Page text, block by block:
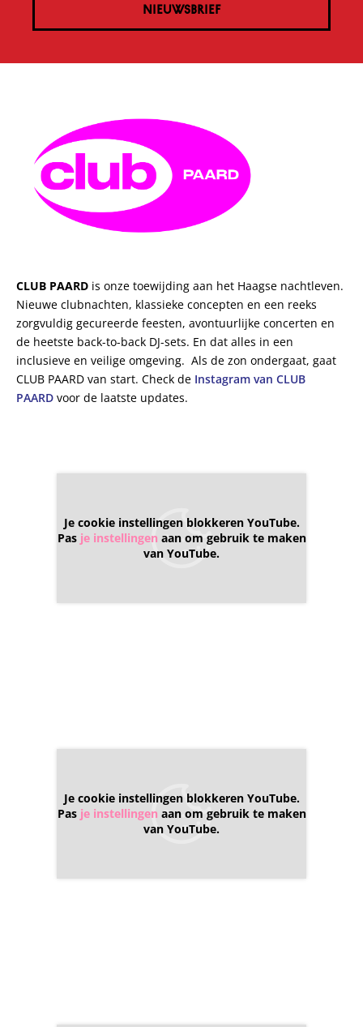
NIEUWSBRIEF
CLUB PAARD is onze toewijding aan het Haagse nachtleven.
Nieuwe clubnachten, klassieke concepten en een reeks
zorgvuldig gecureerde feesten, avontuurlijke concerten en
de heetste back-to-back DJ-sets. En dat alles in een
inclusieve en veilige omgeving. Als de zon ondergaat, gaat
CLUB PAARD van start. Check de Instagram van CLUB
PAARD voor de laatste updates.
Je cookie instellingen blokkeren YouTube.
Pas je instellingen aan om gebruik te maken
van YouTube.
Je cookie instellingen blokkeren YouTube.
Pas je instellingen aan om gebruik te maken
van YouTube.